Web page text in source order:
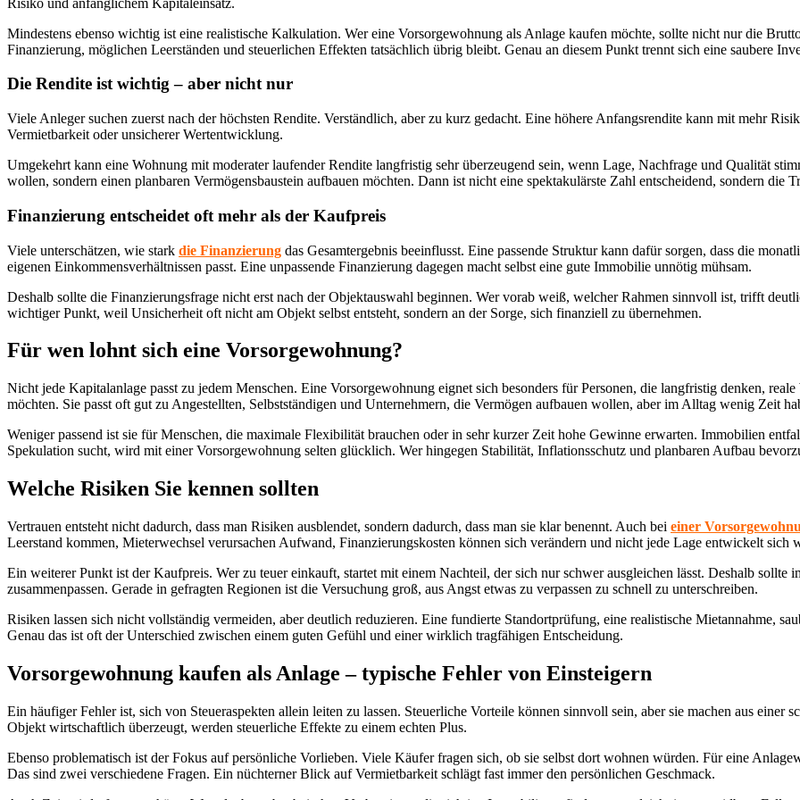
Mindestens ebenso wichtig ist eine realistische Kalkulation. Wer eine Vorsorgewohnung als Anlage kaufen möchte, sollte nicht nur die
Finanzierung, möglichen Leerständen und steuerlichen Effekten tatsächlich übrig bleibt. Genau an diesem Punkt trennt sich eine saubere
Die Rendite ist wichtig – aber nicht nur
Viele Anleger suchen zuerst nach der höchsten Rendite. Verständlich, aber zu kurz gedacht. Eine höhere Anfangsrendite kann mit mehr
Vermietbarkeit oder unsicherer Wertentwicklung.
Umgekehrt kann eine Wohnung mit moderater laufender Rendite langfristig sehr überzeugend sein, wenn Lage, Nachfrage und Qualität
wollen, sondern einen planbaren Vermögensbaustein aufbauen möchten. Dann ist nicht eine spektakulärste Zahl entscheidend, sondern die
Finanzierung entscheidet oft mehr als der Kaufpreis
Viele unterschätzen, wie stark die Finanzierung das Gesamtergebnis beeinflusst. Eine passende Struktur kann dafür sorgen, dass die
eigenen Einkommensverhältnissen passt. Eine unpassende Finanzierung dagegen macht selbst eine gute Immobilie unnötig mühsam.
Deshalb sollte die Finanzierungsfrage nicht erst nach der Objektauswahl beginnen. Wer vorab weiß, welcher Rahmen sinnvoll ist, trifft
wichtiger Punkt, weil Unsicherheit oft nicht am Objekt selbst entsteht, sondern an der Sorge, sich finanziell zu übernehmen.
Für wen lohnt sich eine Vorsorgewohnung?
Nicht jede Kapitalanlage passt zu jedem Menschen. Eine Vorsorgewohnung eignet sich besonders für Personen, die langfristig denken,
möchten. Sie passt oft gut zu Angestellten, Selbstständigen und Unternehmern, die Vermögen aufbauen wollen, aber im Alltag wenig Zeit
Weniger passend ist sie für Menschen, die maximale Flexibilität brauchen oder in sehr kurzer Zeit hohe Gewinne erwarten. Immobilien
Spekulation sucht, wird mit einer Vorsorgewohnung selten glücklich. Wer hingegen Stabilität, Inflationsschutz und planbaren Aufbau
Welche Risiken Sie kennen sollten
Vertrauen entsteht nicht dadurch, dass man Risiken ausblendet, sondern dadurch, dass man sie klar benennt. Auch bei einer
Leerstand kommen, Mieterwechsel verursachen Aufwand, Finanzierungskosten können sich verändern und nicht jede Lage entwickelt sich
Ein weiterer Punkt ist der Kaufpreis. Wer zu teuer einkauft, startet mit einem Nachteil, der sich nur schwer ausgleichen lässt. Deshalb
zusammenpassen. Gerade in gefragten Regionen ist die Versuchung groß, aus Angst etwas zu verpassen zu schnell zu unterschreiben.
Risiken lassen sich nicht vollständig vermeiden, aber deutlich reduzieren. Eine fundierte Standortprüfung, eine realistische Mietannahme,
Genau das ist oft der Unterschied zwischen einem guten Gefühl und einer wirklich tragfähigen Entscheidung.
Vorsorgewohnung kaufen als Anlage – typische Fehler von Einsteigern
Ein häufiger Fehler ist, sich von Steueraspekten allein leiten zu lassen. Steuerliche Vorteile können sinnvoll sein, aber sie machen aus einer
Objekt wirtschaftlich überzeugt, werden steuerliche Effekte zu einem echten Plus.
Ebenso problematisch ist der Fokus auf persönliche Vorlieben. Viele Käufer fragen sich, ob sie selbst dort wohnen würden. Für eine
Das sind zwei verschiedene Fragen. Ein nüchterner Blick auf Vermietbarkeit schlägt fast immer den persönlichen Geschmack.